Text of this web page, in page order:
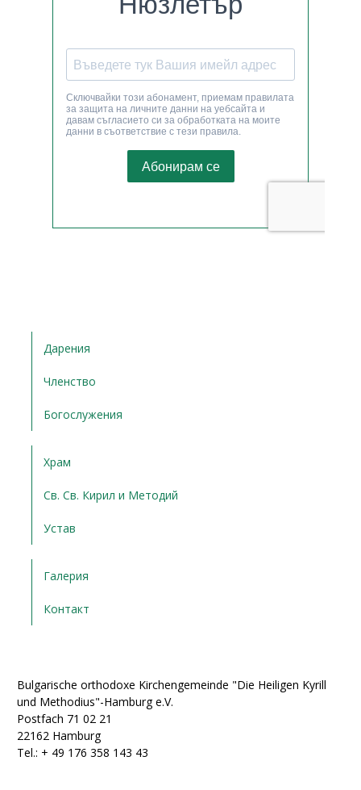
Дарения
Членство
Богослужения
Храм
Св. Св. Кирил и Методий
Устав
Галерия
Контакт
Bulgarische orthodoxe Kirchengemeinde "Die Heiligen Kyrill
und Methodius"-Hamburg e.V.
Postfach 71 02 21
22162 Hamburg
Tel.: + ‭49 176 358 143 43‬